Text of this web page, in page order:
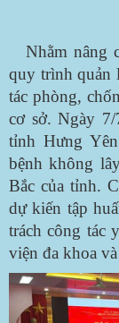
Nhằm nâng
quy trình quản
tác phòng,
cơ sở. Ngày
tỉnh Hưng
bệnh không
Bắc của tỉnh.
dự kiến tập
trách công tác
viện đa khoa